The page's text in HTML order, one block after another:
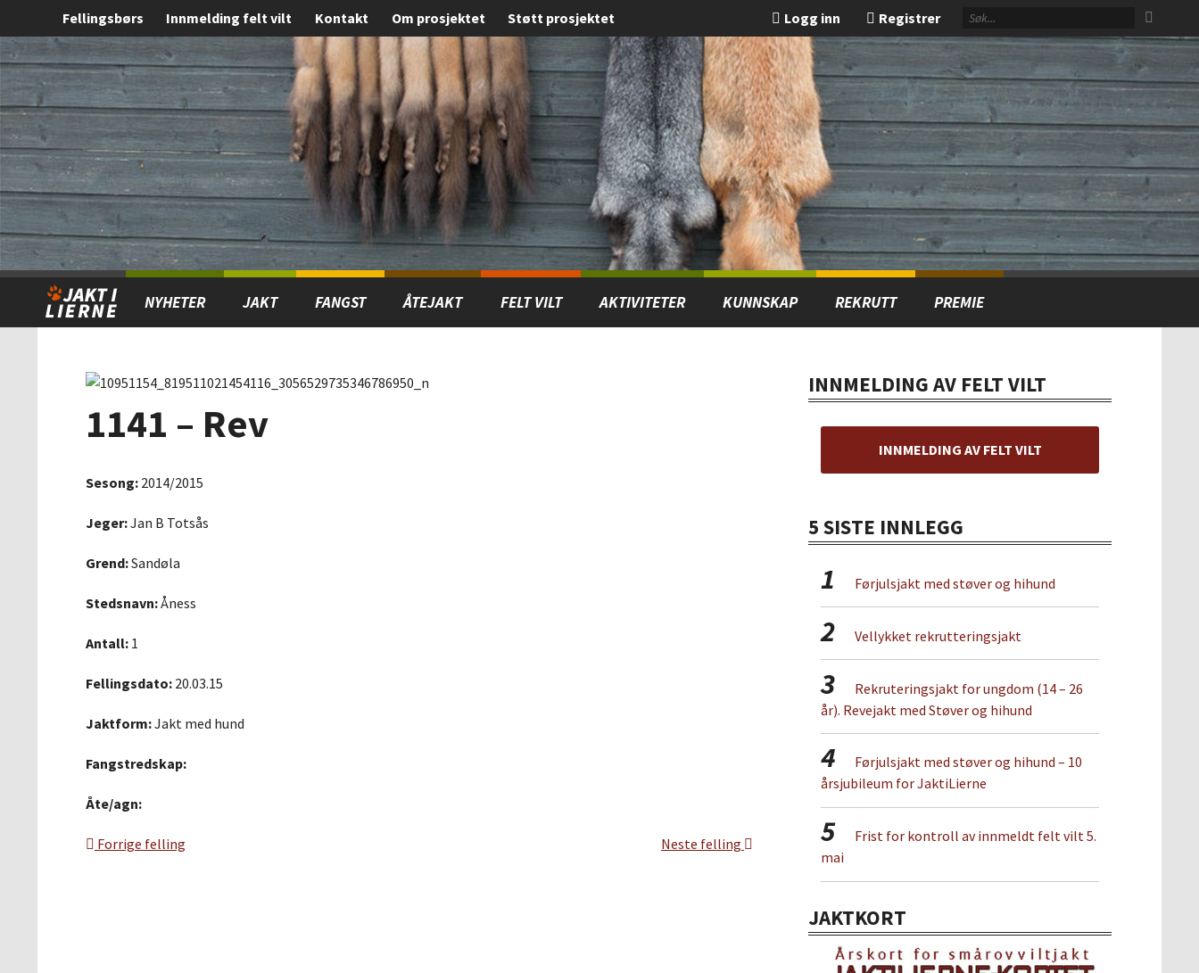
Gå
til
innholdet
Forstørre
skrift
Fellingsbørs Innmelding felt vilt Kontakt Om prosjektet Støtt prosjektet Registrer
Logg inn
NYHETER JAKT FANGST ÅTEJAKT FELT VILT AKTIVITETER KUNNSKAP REKRUTT PREMIE
1141 – Rev
Sesong: 2014/2015
Jeger:Jan B Totsås
Grend:Sandøla
Stedsnavn:Åness
Antall: 1
Fellingsdato: 20.03.15
Jaktform:Jakt med hund
Fangstredskap:
Åte/agn:
Forrige felling Neste felling
INNMELDING AV FELT VILT
INNMELDING AV FELT VILT
5 SISTE INNLEGG
1 Førjulsjakt med støver og hihund
2 Vellykket rekrutteringsjakt
3
Rekruteringsjakt for ungdom (14 – 26
år). Revejakt med Støver og hihund
4
Førjulsjakt med støver og hihund – 10
årsjubileum for JaktiLierne
5
Frist for kontroll av innmeldt felt vilt 5.
mai
JAKTKORT